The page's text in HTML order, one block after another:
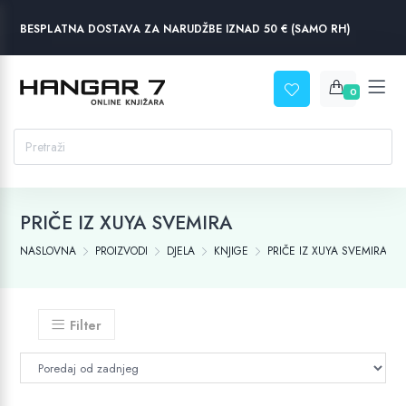
BESPLATNA DOSTAVA ZA NARUDŽBE IZNAD 50 € (SAMO RH)
0
PRIČE IZ XUYA SVEMIRA
NASLOVNA PROIZVODI DJELA KNJIGE PRIČE IZ XUYA SVEMIRA
Filter